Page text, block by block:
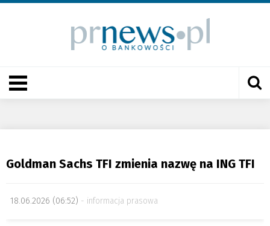
Goldman Sachs TFI zmienia nazwę na ING TFI
18.06.2026 (06:52) informacja prasowa